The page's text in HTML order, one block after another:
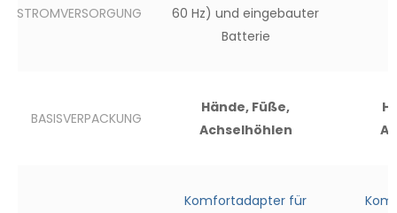
STROMVERSORGUNG
60 Hz) und eingebauter
Batterie
BASISVERPACKUNG
Hände, Füße,
Achselhöhlen
Komfortadapter für